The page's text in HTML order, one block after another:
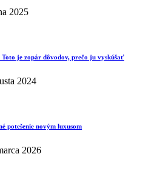
2025
je zopár dôvodov, prečo ju vyskúšať
2024
potešenie novým luxusom
2026